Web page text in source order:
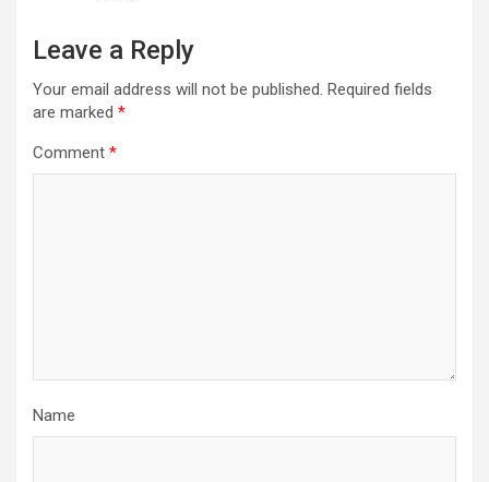
Leave a Reply
Your email address will not be published. Required fields
are marked *
Comment *
Name